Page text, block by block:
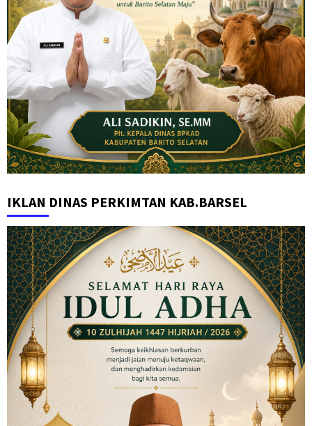
IKLAN DINAS PERKIMTAN KAB.BARSEL